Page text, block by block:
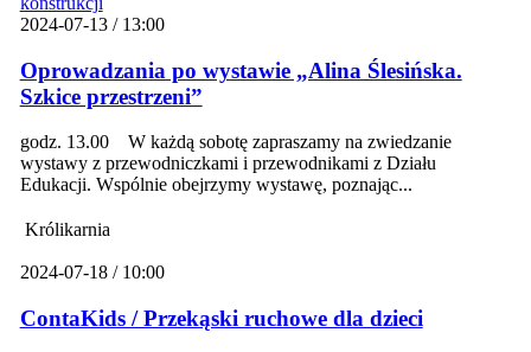
2024-07-13 / 13:00
Oprowadzania po wystawie „Alina Ślesińska.
Szkice przestrzeni”
godz. 13.00 W każdą sobotę zapraszamy na zwiedzanie
wystawy z przewodniczkami i przewodnikami z Działu
Edukacji. Wspólnie obejrzymy wystawę, poznając...
Królikarnia
2024-07-18 / 10:00
ContaKids / Przekąski ruchowe dla dzieci